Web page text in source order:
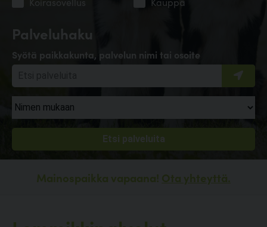
Palveluhaku
Syötä paikkakunta, palvelun nimi tai osoite
Mainospaikka vapaana! Ota yhteyttä.